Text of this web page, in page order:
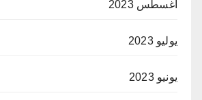
أغسطس 2023
يوليو 2023
يونيو 2023